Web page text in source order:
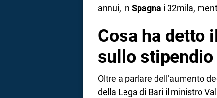
annui, in Spagna i 32mila,
Cosa ha detto
sullo
Oltre a parlare dell’aumento
della Lega di Bari il ministro